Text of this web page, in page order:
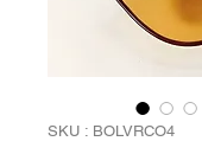
SKU : BOLVRCO4